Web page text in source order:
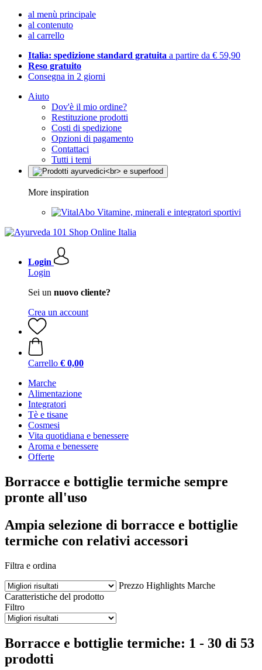
al menù principale
al contenuto
al carrello
Italia: spedizione standard gratuita a partire da € 59,90
Reso gratuito
Consegna in 2 giorni
Aiuto
Dov'è il mio ordine?
Restituzione prodotti
Costi di spedizione
Opzioni di pagamento
Contattaci
Tutti i temi
More inspiration
Vitamine, minerali e integratori sportivi
Login
Login
Sei un nuovo cliente?
Crea un account
Carrello € 0,00
Marche
Alimentazione
Integratori
Tè e tisane
Cosmesi
Vita quotidiana e benessere
Aroma e benessere
Offerte
Borracce e bottiglie termiche sempre
pronte all'uso
Ampia selezione di borracce e bottiglie
termiche con relativi accessori
Filtra e ordina
Prezzo Highlights Marche
Caratteristiche del prodotto
Filtro
Borracce e bottiglie termiche: 1 - 30 di 53
prodotti